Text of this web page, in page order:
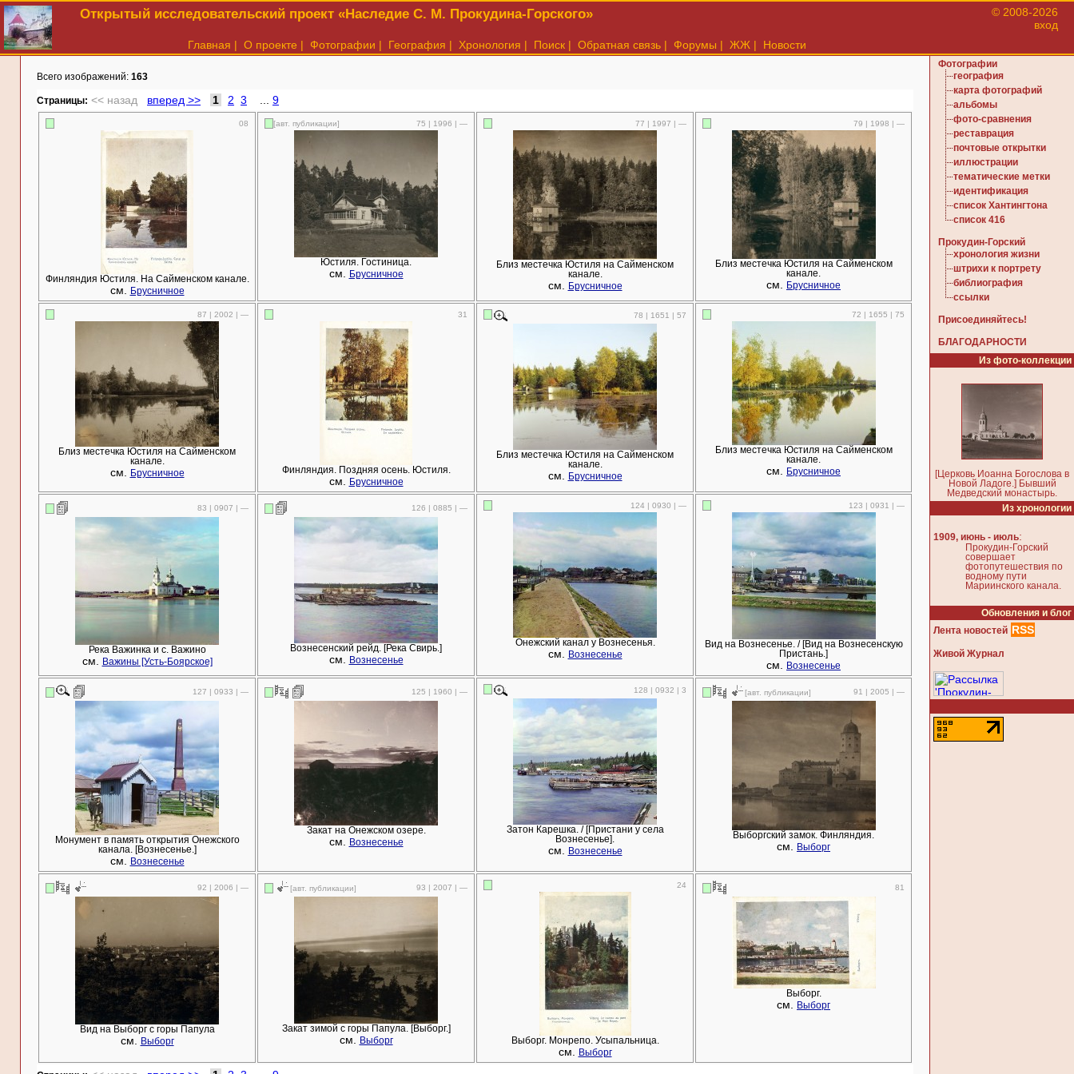
Открытый исследовательский проект «Наследие С. М. Прокудина-Горского»
© 2008-2026
вход
Главная | О проекте | Фотографии | География | Хронология | Поиск | Обратная связь | Форумы | ЖЖ | Новости
Всего изображений: 163
Cтраницы: << назад вперед >> 1 2 3 9
08
Финляндия Юстиля. На Сайменском канале.
см. Брусничное
[авт. публикации] 75 | 1996 | —
Юстиля. Гостиница.
см. Брусничное
77 | 1997 | —
Близ местечка Юстиля на Сайменском
канале.
см. Брусничное
79 | 1998 | —
Близ местечка Юстиля на Сайменском
канале.
см. Брусничное
87 | 2002 | —
Близ местечка Юстиля на Сайменском
канале.
см. Брусничное
31
Финляндия. Поздняя осень. Юстиля.
см. Брусничное
78 | 1651 | 57
Близ местечка Юстиля на Сайменском
канале.
см. Брусничное
72 | 1655 | 75
Близ местечка Юстиля на Сайменском
канале.
см. Брусничное
83 | 0907 | —
Река Важинка и с. Важино
см. Важины [Усть-Боярское]
126 | 0885 | —
Вознесенский рейд. [Река Свирь.]
см. Вознесенье
124 | 0930 | —
Онежский канал у Вознесенья.
см. Вознесенье
123 | 0931 | —
Вид на Вознесенье. / [Вид на Вознесенскую
Пристань.]
см. Вознесенье
127 | 0933 | —
Монумент в память открытия Онежского
канала. [Вознесенье.]
см. Вознесенье
125 | 1960 | —
Закат на Онежском озере.
см. Вознесенье
128 | 0932 | 3
Затон Карешка. / [Пристани у села
Вознесенье].
см. Вознесенье
[авт. публикации] 91 | 2005 | —
Выборгский замок. Финляндия.
см. Выборг
92 | 2006 | —
Вид на Выборг с горы Папула
см. Выборг
[авт. публикации] 93 | 2007 | —
Закат зимой с горы Папула. [Выборг.]
см. Выборг
24
Выборг. Монрепо. Усыпальница.
см. Выборг
81
Выборг.
см. Выборг
Фотографии
география
карта фотографий
альбомы
фото-сравнения
реставрация
почтовые открытки
иллюстрации
тематические метки
идентификация
список Хантингтона
список 416
Прокудин-Горский
хронология жизни
штрихи к портрету
библиография
ссылки
Присоединяйтесь!
БЛАГОДАРНОСТИ
Из фото-коллекции
[Церковь Иоанна Богослова в
Новой Ладоге.] Бывший
Медведский монастырь.
Из хронологии
1909, июнь - июль:
Прокудин-Горский
совершает
фотопутешествия по
водному пути
Мариинского канала.
Обновления и блог
Лента новостей RSS
Живой Журнал